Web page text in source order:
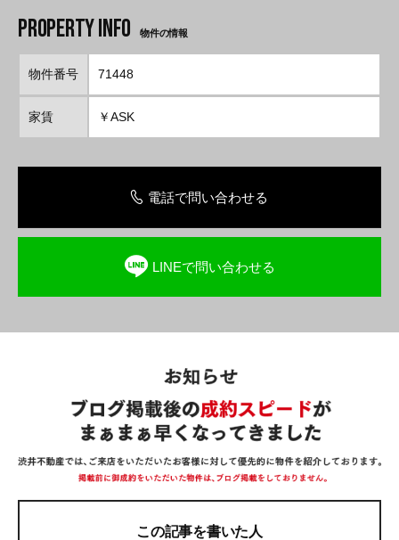
物件の情報
物件番号 71448
家賃 ￥ASK
電話で問い合わせる
LINEで問い合わせる
この記事を書いた人